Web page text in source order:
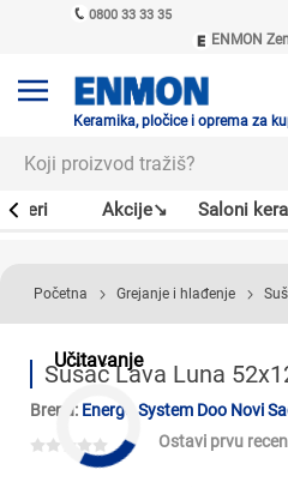
0800 33 33 35
ENMON
ENMON
Keramika, pločice i oprema za
Akcije↘ Saloni
Učitavanje
Početna Grejanje i hlađenje
Sušač Lava Luna
Brend: Energo System Doo Novi
Ostavi prvu